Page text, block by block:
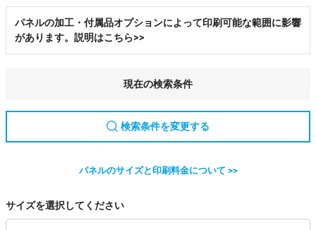
パネルの加工・付属品オプションによって印刷可能な範囲に影響
があります。説明はこちら>>
現在の検索条件
検索条件を変更する
パネルのサイズと印刷料金について >>
サイズを選択してください